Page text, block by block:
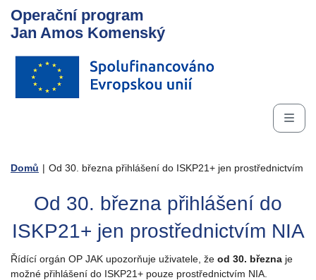
Operační program
Jan Amos Komenský
Domů | Od 30. března přihlášení do ISKP21+ jen prostřednictvím
Od 30. března přihlášení do
ISKP21+ jen prostřednictvím NIA
Řídící orgán OP JAK upozorňuje uživatele, že od 30. března je
možné přihlášení do ISKP21+ pouze prostřednictvím NIA.